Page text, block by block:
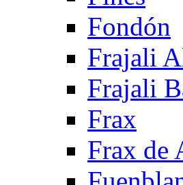
Fondón
Frajali
Frajali
Frax
Frax de